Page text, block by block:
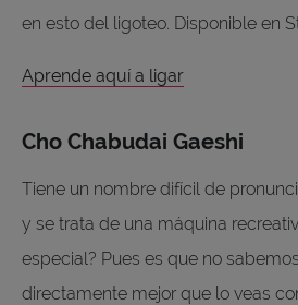
en esto del ligoteo. Disponible en
Aprende aquí a ligar
Cho Chabudai Gaeshi
Tiene un nombre difícil de
y se trata de una máquina
especial? Pues es que no
directamente mejor que lo veas